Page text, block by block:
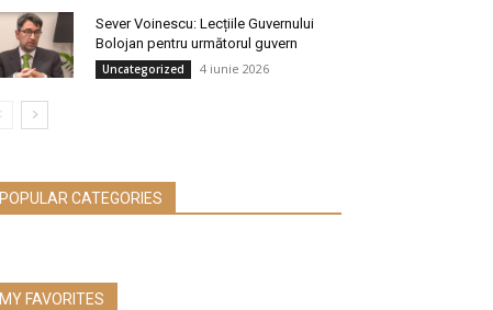
Sever Voinescu: Lecțiile Guvernului
Bolojan pentru următorul guvern
Uncategorized 4 iunie 2026
POPULAR CATEGORIES
MY FAVORITES